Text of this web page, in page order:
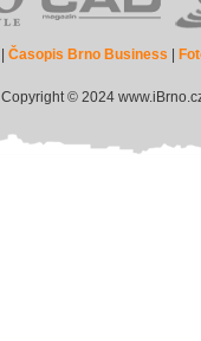
|Časopis Brno Business
Copyright © 2024